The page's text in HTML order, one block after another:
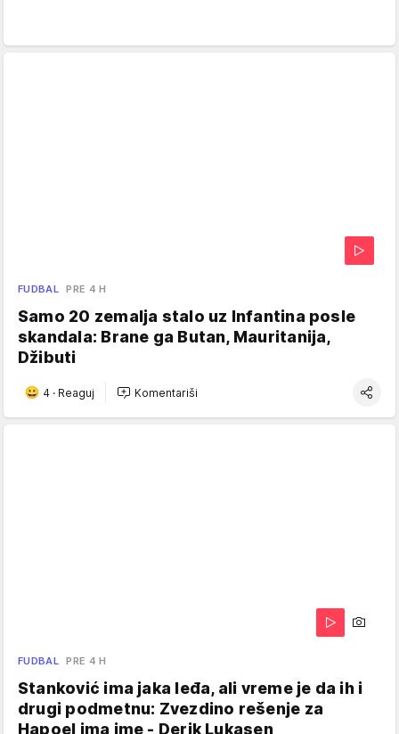
FUDBAL PRE 4 H
Samo 20 zemalja stalo uz Infantina posle
skandala: Brane ga Butan, Mauritanija,
Džibuti
4 · Reaguj Komentariši
FUDBAL PRE 4 H
Stanković ima jaka leđa, ali vreme je da ih i
drugi podmetnu: Zvezdino rešenje za
Hapoel ima ime - Derik Lukasen